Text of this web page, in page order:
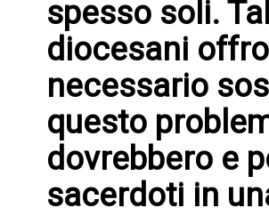
spesso soli.
diocesani
necessario
questo
dovrebbero e
sacerdoti in